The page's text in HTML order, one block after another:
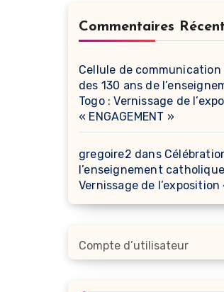
Commentaires
Cellule de communication
des 130 ans de
Togo : Vernissage de
« ENGAGEMENT »
gregoire2 dans
l’enseignement
Vernissage de l’exposition
Compte d’utilisateur